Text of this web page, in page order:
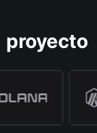
proyecto